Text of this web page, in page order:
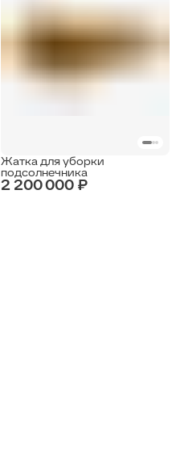
2 200 000 ₽
Жатка для уборки
подсолнечника